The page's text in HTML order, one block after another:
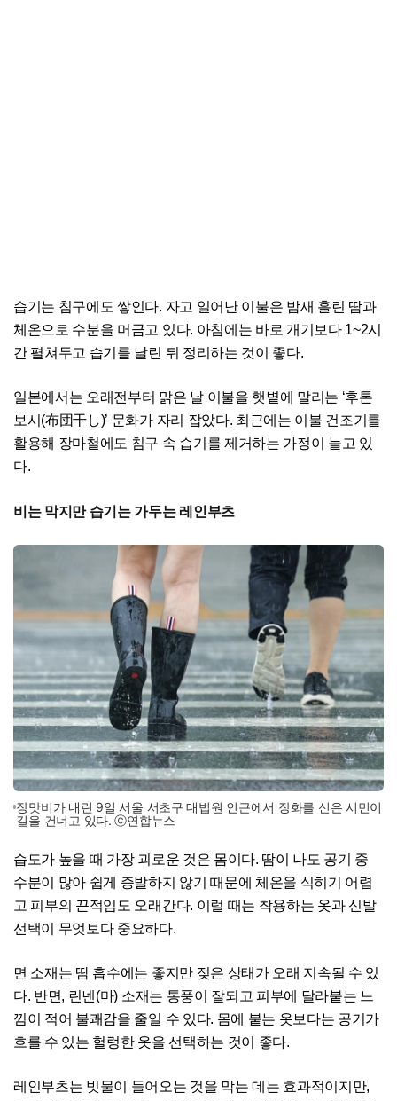
습기는 침구에도 쌓인다. 자고 일어난 이불은 밤새 흘린 땀과
체온으로 수분을 머금고 있다. 아침에는 바로 개기보다 1~2시
간 펼쳐두고 습기를 날린 뒤 정리하는 것이 좋다.
일본에서는 오래전부터 맑은 날 이불을 햇볕에 말리는 ‘후톤
보시(布団干し)’ 문화가 자리 잡았다. 최근에는 이불 건조기를
활용해 장마철에도 침구 속 습기를 제거하는 가정이 늘고 있
다.
비는 막지만 습기는 가두는 레인부츠
장맛비가 내린 9일 서울 서초구 대법원 인근에서 장화를 신은 시민이
길을 건너고 있다. ⓒ연합뉴스
습도가 높을 때 가장 괴로운 것은 몸이다. 땀이 나도 공기 중
수분이 많아 쉽게 증발하지 않기 때문에 체온을 식히기 어렵
고 피부의 끈적임도 오래간다. 이럴 때는 착용하는 옷과 신발
선택이 무엇보다 중요하다.
면 소재는 땀 흡수에는 좋지만 젖은 상태가 오래 지속될 수 있
다. 반면, 린넨(마) 소재는 통풍이 잘되고 피부에 달라붙는 느
낌이 적어 불쾌감을 줄일 수 있다. 몸에 붙는 옷보다는 공기가
흐를 수 있는 헐렁한 옷을 선택하는 것이 좋다.
레인부츠는 빗물이 들어오는 것을 막는 데는 효과적이지만,